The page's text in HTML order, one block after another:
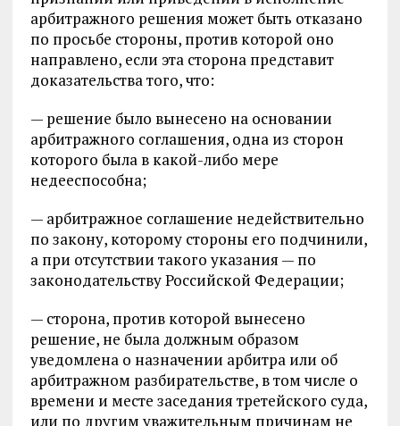
арбитражного решения может быть отказано
по просьбе стороны, против которой оно
направлено, если эта сторона представит
доказательства того, что:
— решение было вынесено на основании
арбитражного соглашения, одна из сторон
которого была в какой-либо мере
недееспособна;
— арбитражное соглашение недействительно
по закону, которому стороны его подчинили,
а при отсутствии такого указания — по
законодательству Российской Федерации;
— сторона, против которой вынесено
решение, не была должным образом
уведомлена о назначении арбитра или об
арбитражном разбирательстве, в том числе о
времени и месте заседания третейского суда,
или по другим уважительным причинам не